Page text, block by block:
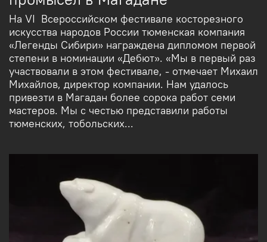
На VI Всероссийском фестивале косторезного
искусства народов России тюменская компания
«Легенды Сибири» награждена дипломом первой
степени в номинации «Дебют». «Мы в первый раз
участвовали в этом фестивале, - отмечает Михаил
Михайлов, директор компании. Нам удалось
привезти в Магадан более сорока работ семи
мастеров. Мы с честью представили работы
тюменских, тобольских...